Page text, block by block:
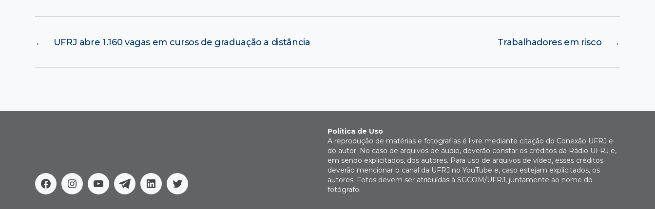
← UFRJ abre 1.160 vagas em cursos de graduação a distância →
Trabalhadores em risco
FacebookInstagram
YoutubeTelegramLinkedinTwitter
Política de Uso
A reprodução de matérias e fotografias é livre mediante citação do Conexão UFRJ e
do autor. No caso de arquivos de áudio, deverão constar os créditos da Rádio UFRJ e,
em sendo explicitados, dos autores. Para uso de arquivos de vídeo, esses créditos
deverão mencionar o canal da UFRJ no YouTube e, caso estejam explicitados, os
autores. Fotos devem ser atribuídas à SGCOM/UFRJ, juntamente ao nome do
fotógrafo.